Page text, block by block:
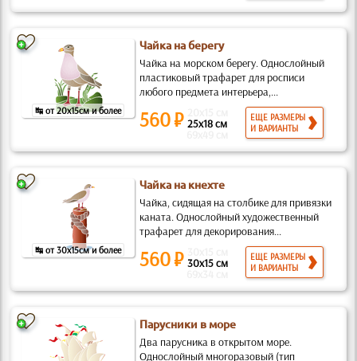
↹ от 20x15см и более
Чайка на берегу
Чайка на морском берегу. Однослойный
пластиковый трафарет для росписи
любого предмета интерьера,...
560 ₽ 25x18 см
ЕЩЕ РАЗМЕРЫ
И ВАРИАНТЫ
↹ от 30x15см и более
Чайка на кнехте
Чайка, сидящая на столбике для привязки
каната. Однослойный художественный
трафарет для декорирования...
560 ₽ 30x15 см
ЕЩЕ РАЗМЕРЫ
И ВАРИАНТЫ
Парусники в море
Два парусника в открытом море.
Однослойный многоразовый (тип